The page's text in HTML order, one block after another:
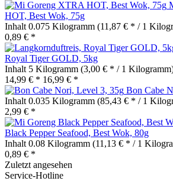
HOT, Best Wok, 75g
Inhalt 0.075 Kilogramm (11,87 € * / 1
0,89 € *
Royal Tiger GOLD, 5kg
Inhalt 5 Kilogramm (3,00 € * / 1
14,99 € * 16,99 € *
Bon Cabe
Inhalt 0.035 Kilogramm (85,43 € * / 1
2,99 € *
Black Pepper Seafood, Best Wok, 80g
Inhalt 0.08 Kilogramm (11,13 € * / 1
0,89 € *
Zuletzt angesehen
Service-Hotline